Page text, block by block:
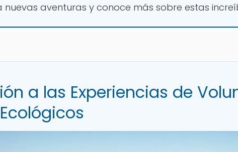
nuevas aventuras y conoce más sobre estas
a las Experiencias de